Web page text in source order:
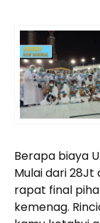
Berapa biaya
Mulai dari 28Jt
rapat final
kemenag.